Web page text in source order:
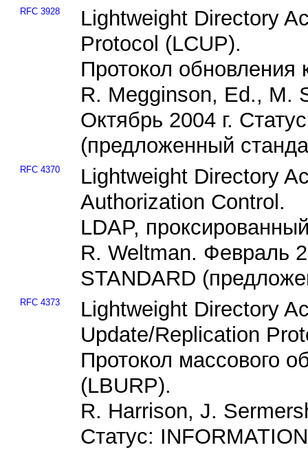
RFC 3928
Lightweight Directory
Protocol (LCUP).
Протокол обновления
R. Megginson, Ed., M.
Октябрь 2004 г.
(предложенный
RFC 4370
Lightweight Directory
Authorization Control.
LDAP,
R. Weltman. Февраль
STANDARD
RFC 4373
Lightweight Directory
Update/Replication
Протокол массового
(LBURP).
R. Harrison, J.
Статус: